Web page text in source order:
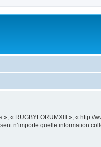
« RUGBYFORUMXIII », « http://
n’importe quelle information